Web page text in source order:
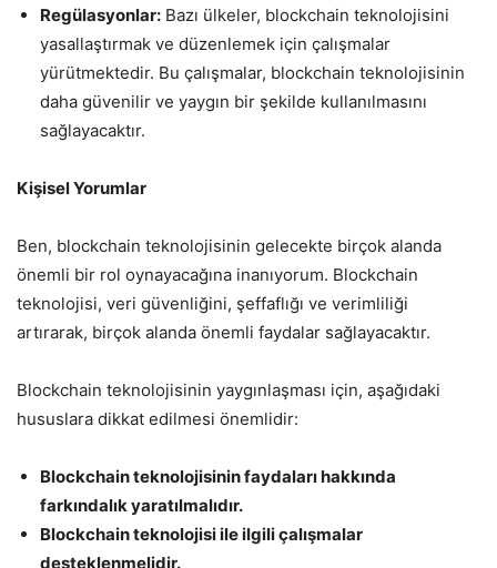
Regülasyonlar: Bazı ülkeler, blockchain teknolojisini
yasallaştırmak ve düzenlemek için çalışmalar
yürütmektedir. Bu çalışmalar, blockchain teknolojisinin
daha güvenilir ve yaygın bir şekilde kullanılmasını
sağlayacaktır.
Kişisel Yorumlar
Ben, blockchain teknolojisinin gelecekte birçok alanda
önemli bir rol oynayacağına inanıyorum. Blockchain
teknolojisi, veri güvenliğini, şeffaflığı ve verimliliği
artırarak, birçok alanda önemli faydalar sağlayacaktır.
Blockchain teknolojisinin yaygınlaşması için, aşağıdaki
hususlara dikkat edilmesi önemlidir:
Blockchain teknolojisinin faydaları hakkında
farkındalık yaratılmalıdır.
Blockchain teknolojisi ile ilgili çalışmalar
desteklenmelidir.